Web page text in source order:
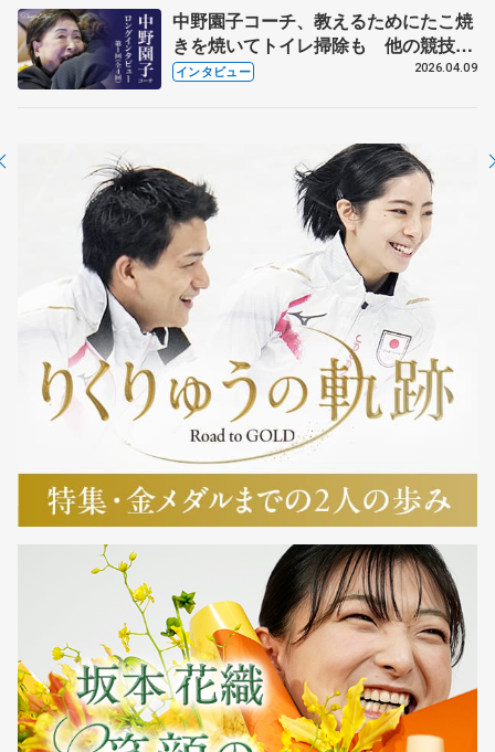
中野園子コーチ、教えるためにたこ焼
きを焼いてトイレ掃除も 他の競技に
も通用するという坂本花織の筋肉
インタビュー 2026.04.09